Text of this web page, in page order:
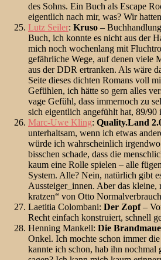
des Sohns. Ein Buch als Escape
eigentlich nach mir, was? Wir
Lutz Seiler: Kruso –
Buch, ich konnte es nicht aus der
mich noch wochenlang mit
gefährliche Wege, auf denen viele
aus der DDR ertranken. Als wäre
Seite dieses dichten Romans voll
Gefühlen, ich hätte so gern alles
vage Gefühl, dass immernoch zu
sich eigentlich angefühlt hat, 89/90
Marc-Uwe Kling: Quality.Land
unterhaltsam, wenn ich etwas
würde ich wahrscheinlich
bisschen schade, dass die
kaum eine Rolle spielen – alle
System. Alle? Nein, natürlich gibt
Aussteiger_innen. Aber das kleine,
kratzen“ von Otto
Laetitia Colombani: Der Zopf–
Recht einfach konstruiert, schnell
Henning Mankell: Die
Onkel. Ich mochte schon immer
kannte ich schon, hab ihn nochmal